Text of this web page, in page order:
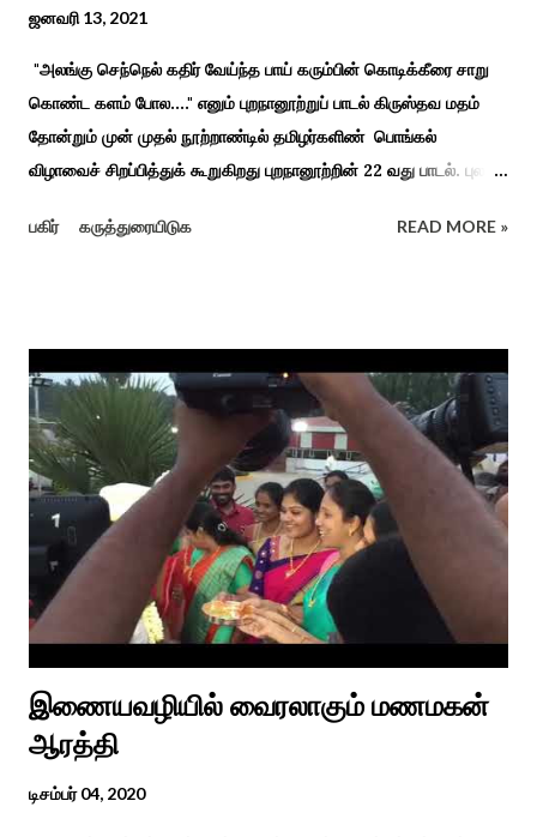
ஜனவரி 13, 2021
"அலங்கு செந்நெல் கதிர் வேய்ந்த பாய் கரும்பின் கொடிக்கீரை சாறு
கொண்ட களம் போல...." எனும் புறநானூற்றுப் பாடல் கிருஸ்தவ மதம்
தோன்றும் முன் முதல் நூற்றாண்டில் தமிழர்களிண் பொங்கல்
விழாவைச் சிறப்பித்துக் கூறுகிறது புறநானூற்றின் 22 வது பாடல். புலவர்
பொங்கல் விழாவை விவரிக்கிறார். நற்றிணை, குறுந்தொகை,
சங்க இலக்கியங்களுக்கு பின் காலகட்டத்திலும் 'புதுக்கலத்து எழுந்த
தீம்பால் பொங்கல்' என சிறப்பிக்கும் சீவக சிந்தாமணி. காலங்கள்
தோறும் தமிழர்களின் வாழ்வியல் அங்கமாக உள்ள பொங்கல் விழாவில்
தமிழர்கள் சொந்த பிள்ளைகளைப் போல கால்நடைகளை வளர்த்துப்
போற்றி உடன் விளையாடி மகிழ்வதும் இயற்கையுடன் இணைந்த
இயந்திரம் இல்லாத கால வாழ்க்கை முறையாகும். தொடர்ந்து உற்றார்
உறவுகளைக் கண்டு மகிழும் காணும் பொங்கல் இயற்கை, வாழ்வியல்
முறை, உறவுகள் சார்ந்த உயிர்ப்பான ...
பகிர் கருத்துரையிடுக READ MORE »
இணையவழியில் வைரலாகும் மணமகன்
ஆரத்தி
டிசம்பர் 04, 2020